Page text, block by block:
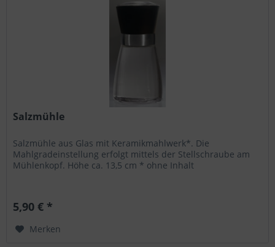
Salzmühle
Salzmühle aus Glas mit Keramikmahlwerk*. Die
Mahlgradeinstellung erfolgt mittels der Stellschraube am
Mühlenkopf. Höhe ca. 13,5 cm * ohne Inhalt
5,90 € *
Merken